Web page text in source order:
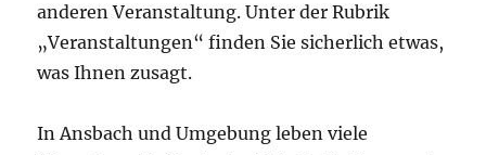
anderen Veranstaltung. Unter der Rubrik
„Veranstaltungen“ finden Sie sicherlich etwas,
was Ihnen zusagt.
In Ansbach und Umgebung leben viele